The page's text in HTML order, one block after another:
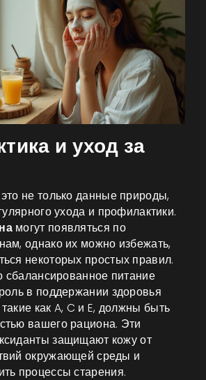
и уход за
не только данные природы,
ухода и профилактики.
могут появляться по
однако их можно избежать,
некоторых простых правил.
сбалансированное питание
в поддержании здоровья
такие как A, C и E, должны быть
вашего рациона. Эти
защищают кожу от
окружающей среды и
процессы старения.